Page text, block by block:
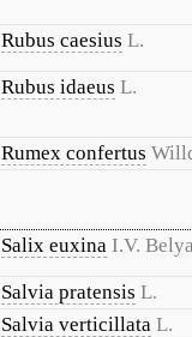
Rubus caesius L.
Rubus idaeus L.
Rumex confertus
Salix euxina I.V.
Salvia pratensis L.
Salvia verticillata L.